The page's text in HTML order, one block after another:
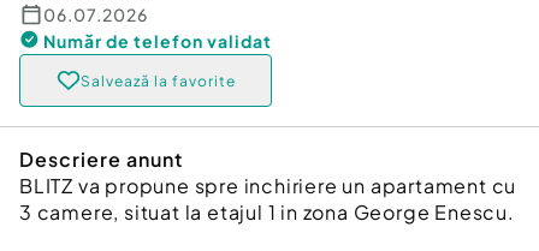
06.07.2026
Număr de telefon validat
Salvează la favorite
Descriere anunt
BLITZ va propune spre inchiriere un apartament cu
3 camere, situat la etajul 1 in zona George Enescu.